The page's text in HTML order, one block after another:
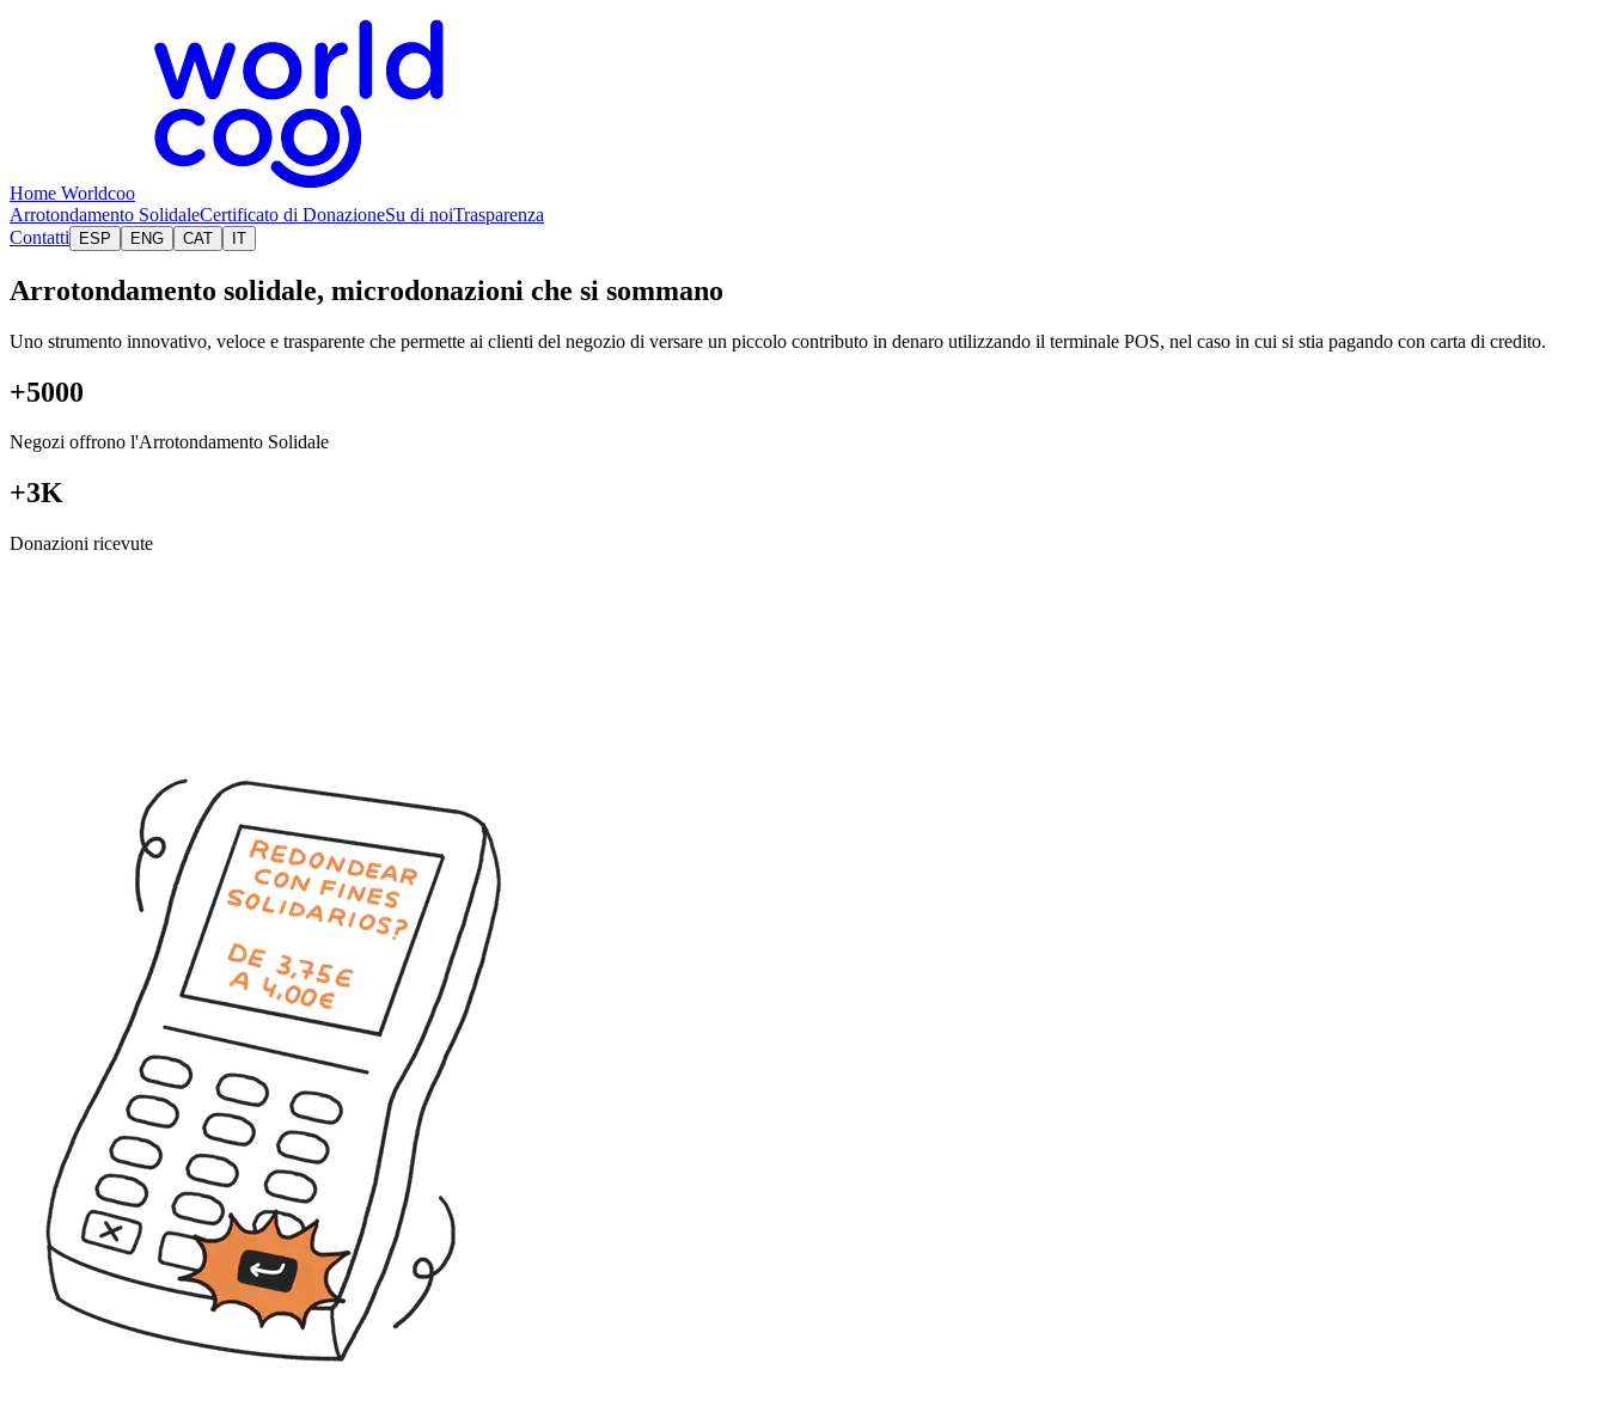
Home Worldcoo
Arrotondamento SolidaleCertificato di DonazioneSu di noiTrasparenza
Contatti
ESP ENG CAT IT
Arrotondamento solidale, microdonazioni che si sommano
Uno strumento innovativo, veloce e trasparente che permette ai clienti del negozio di versare un piccolo contributo in denaro utilizzando il terminale POS, nel caso in cui si stia pagando con carta di credito.
+5000
Negozi offrono l'Arrotondamento Solidale
+3K
Donazioni ricevute